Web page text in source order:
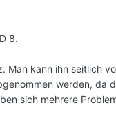
8.
Man kann ihn seitlich
werden, da
sich mehrere